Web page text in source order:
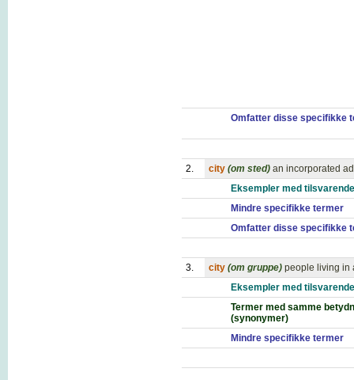
Omfatter disse specifikke
2. city (om sted) an incorporated
Eksempler med
Mindre specifikke termer
Omfatter disse specifikke
3. city (om gruppe) people living in
Eksempler med
Termer med samme
(synonymer)
Mindre specifikke termer